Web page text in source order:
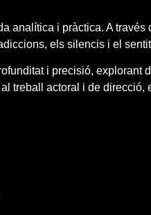
analítica i pràctica. A
els silencis i el
i precisió,
treball actoral i de